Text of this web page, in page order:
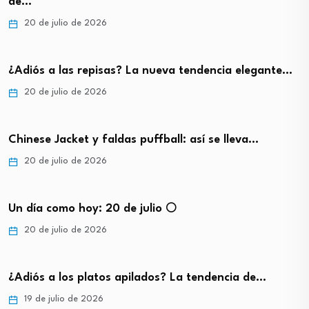
20 de julio de 2026
¿Adiós a las repisas? La nueva tendencia elegante…
20 de julio de 2026
Chinese Jacket y faldas puffball: así se lleva…
20 de julio de 2026
Un día como hoy: 20 de julio 🌕
20 de julio de 2026
¿Adiós a los platos apilados? La tendencia de…
19 de julio de 2026